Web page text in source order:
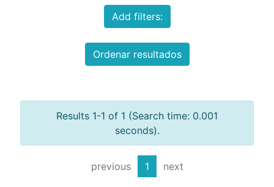
Add filters:
Ordenar resultados
Results 1-1 of 1 (Search time: 0.001
seconds).
previous 1 next